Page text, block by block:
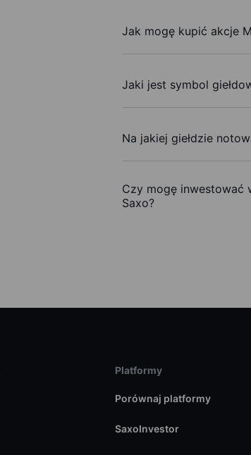
Jak mogę kupić akcje
Jaki jest symbol
Na jakiej giełdzie
Czy mogę inwestować
Saxo?
Platformy
Porównaj platformy
SaxoInvestor